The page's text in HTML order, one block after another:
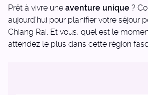
Prêt à vivre une aventure unique ?
aujourd’hui pour planifier votre séjour
Chiang Rai. Et vous, quel est le
attendez le plus dans cette région